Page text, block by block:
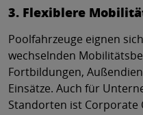
3. Flexiblere
Poolfahrzeuge eignen
wechselnden
Fortbildungen,
Einsätze. Auch für
Standorten ist Corporate